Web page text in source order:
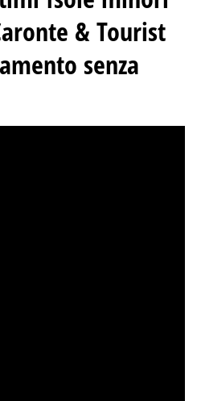
& Tourist
senza